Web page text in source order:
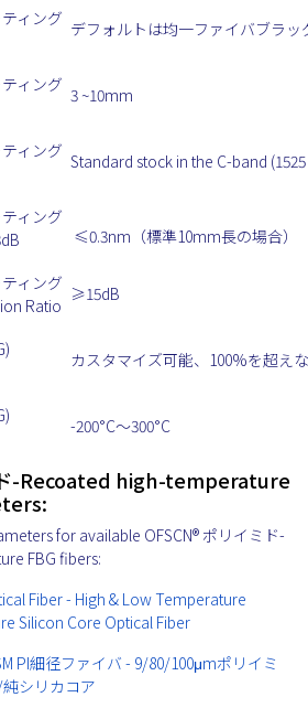
ィング デフォルトは均一ファイバブラッ
ィング 3 ~10mm
ィング Standard stock in the C-band
ィング
≤0.3nm（標準10mm長の場合）
ィング
Ratio
≥15dB
カスタマイズ可能、100%を超え
-200°C～300°C
-Recoated high-temperature
for available OFSCN® ポリイミド-
FBG fibers:
Fiber - High & Low Temperature
Silicon Core Optical Fiber
PI細径ファイバ - 9/80/100μmポリイミ
シリカコア